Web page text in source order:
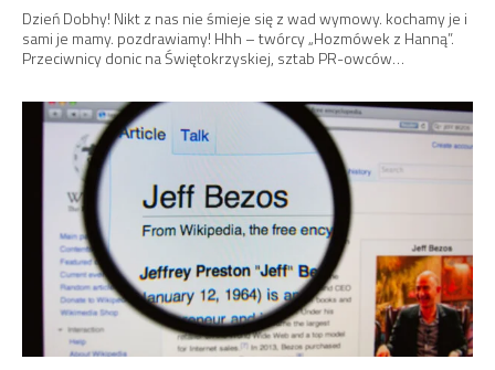
Dzień Dobhy! Nikt z nas nie śmieje się z wad wymowy. kochamy je i
sami je mamy. pozdrawiamy! Hhh – twórcy „Hozmówek z Hanną”.
Przeciwnicy donic na Świętokrzyskiej, sztab PR-owców…